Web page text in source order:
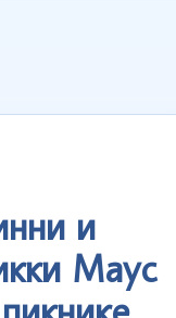
и
Маус